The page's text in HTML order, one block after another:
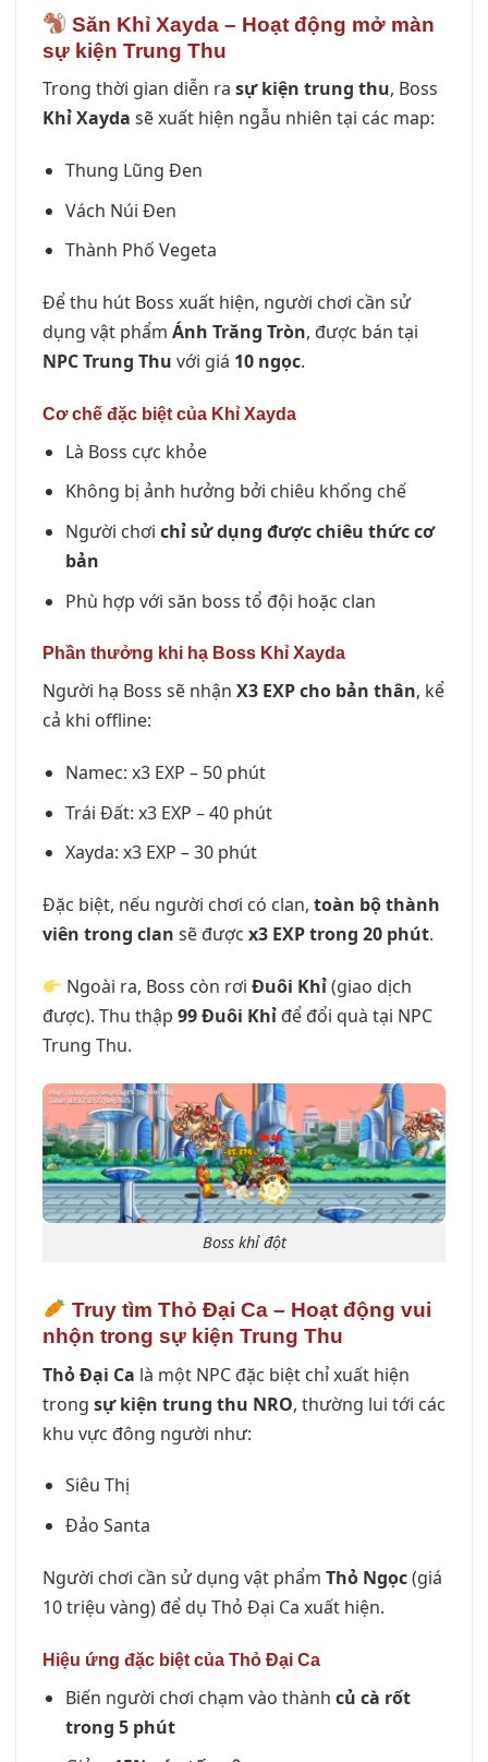
Săn Khỉ Xayda – Hoạt động mở màn
sự kiện Trung Thu
Trong thời gian diễn ra sự kiện trung thu, Boss
Khỉ Xayda sẽ xuất hiện ngẫu nhiên tại các map:
Thung Lũng Đen
Vách Núi Đen
Thành Phố Vegeta
Để thu hút Boss xuất hiện, người chơi cần sử
dụng vật phẩm Ánh Trăng Tròn, được bán tại
NPC Trung Thu với giá 10 ngọc.
Cơ chế đặc biệt của Khỉ Xayda
Là Boss cực khỏe
Không bị ảnh hưởng bởi chiêu khống chế
Người chơi chỉ sử dụng được chiêu thức cơ
bản
Phù hợp với săn boss tổ đội hoặc clan
Phần thưởng khi hạ Boss Khỉ Xayda
Người hạ Boss sẽ nhận X3 EXP cho bản thân, kể
cả khi offline:
Namec: x3 EXP – 50 phút
Trái Đất: x3 EXP – 40 phút
Xayda: x3 EXP – 30 phút
Đặc biệt, nếu người chơi có clan, toàn bộ thành
viên trong clan sẽ được x3 EXP trong 20 phút.
Ngoài ra, Boss còn rơiĐuôi Khỉ(giao dịch
được). Thu thập 99 Đuôi Khỉ để đổi quà tại NPC
Trung Thu.
Boss khỉ đột
Truy tìm Thỏ Đại Ca – Hoạt động vui
nhộn trong sự kiện Trung Thu
Thỏ Đại Ca là một NPC đặc biệt chỉ xuất hiện
trong sự kiện trung thu NRO, thường lui tới các
khu vực đông người như:
Siêu Thị
Đảo Santa
Người chơi cần sử dụng vật phẩm Thỏ Ngọc(giá
10 triệu vàng) để dụ Thỏ Đại Ca xuất hiện.
Hiệu ứng đặc biệt của Thỏ Đại Ca
Biến người chơi chạm vào thành củ cà rốt
trong 5 phút